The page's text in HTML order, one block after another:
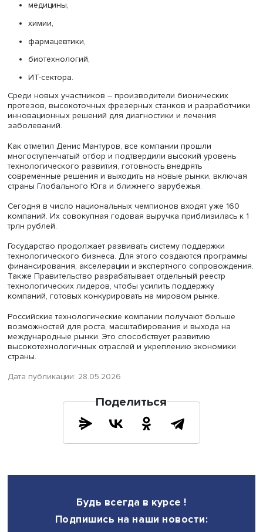
машиностроения,
электроники,
медицины,
биотехнологий,
ИТ-сектора.
Среди новых участников – производители бионических
протезов, высокоточных фрезерных станков и
инновационных решений для диагностики и лечения
заболеваний.
Как отметил Денис Мантуров, все компании прошли
многоступенчатый отбор и подтвердили высокий
технологического развития, готовность внедрять
современные решения и выходить на новые рынки,
страны Глобального Юга и ближнего зарубежья.
Сегодня в число национальных чемпионов входят уже
компаний. Их совокупная годовая выручка
трлн рублей.
Государство продолжает развивать систему поддержки
технологического бизнеса. Для этого создаются
финансирования, акселерации и экспертного
Также Правительство разрабатывает отдельный реестр
технологических лидеров, чтобы усилить поддержку
компаний, готовых конкурировать на мировом рынке.
Российские технологические компании получают
возможностей для роста, масштабирования и выхода
международные рынки. Это способствует развитию
высокотехнологичных отраслей и укреплению
Дата публикации: 28.05.2026
Поделиться